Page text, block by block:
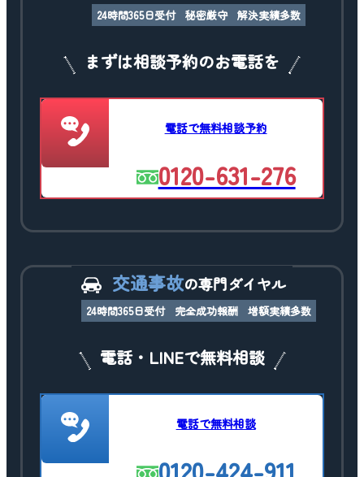
24時間365日受付 秘密厳守 解決実績多数
まずは相談予約のお電話を
電話で無料相談予約
0120-631-276
交通事故の専門ダイヤル
24時間365日受付 完全成功報酬 増額実績多数
電話・LINEで無料相談
電話で無料相談